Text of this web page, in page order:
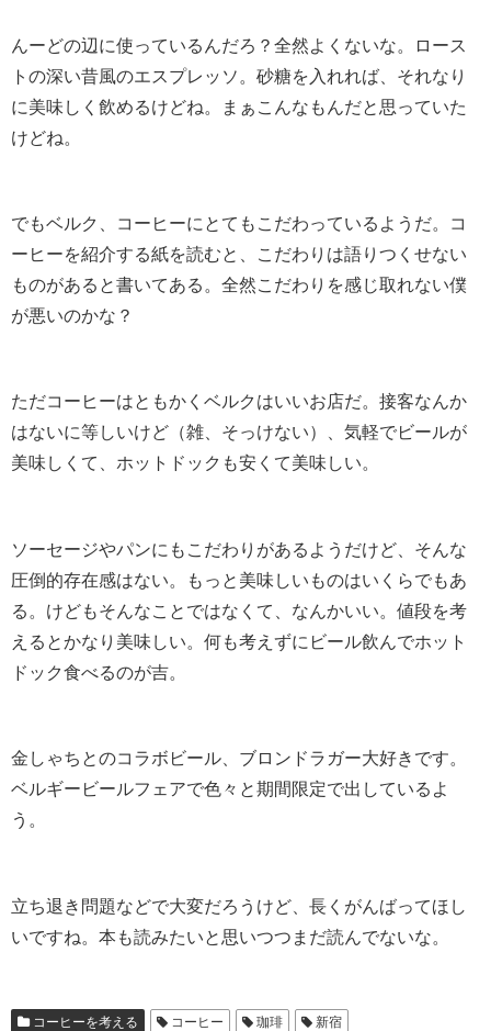
んーどの辺に使っているんだろ？全然よくないな。ロース
トの深い昔風のエスプレッソ。砂糖を入れれば、それなり
に美味しく飲めるけどね。まぁこんなもんだと思っていた
けどね。
でもベルク、コーヒーにとてもこだわっているようだ。コ
ーヒーを紹介する紙を読むと、こだわりは語りつくせない
ものがあると書いてある。全然こだわりを感じ取れない僕
が悪いのかな？
ただコーヒーはともかくベルクはいいお店だ。接客なんか
はないに等しいけど（雑、そっけない）、気軽でビールが
美味しくて、ホットドックも安くて美味しい。
ソーセージやパンにもこだわりがあるようだけど、そんな
圧倒的存在感はない。もっと美味しいものはいくらでもあ
る。けどもそんなことではなくて、なんかいい。値段を考
えるとかなり美味しい。何も考えずにビール飲んでホット
ドック食べるのが吉。
金しゃちとのコラボビール、ブロンドラガー大好きです。
ベルギービールフェアで色々と期間限定で出しているよ
う。
立ち退き問題などで大変だろうけど、長くがんばってほし
いですね。本も読みたいと思いつつまだ読んでないな。
コーヒーを考える コーヒー 珈琲 新宿